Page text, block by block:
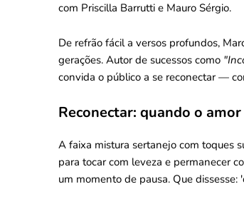
com Priscilla Barrutti e Mauro Sérgio.
De refrão fácil a versos profundos,
gerações. Autor de sucessos como
convida o público a se reconectar —
Reconectar: quando o
A faixa mistura sertanejo com toques
para tocar com leveza e permanecer
um momento de pausa. Que